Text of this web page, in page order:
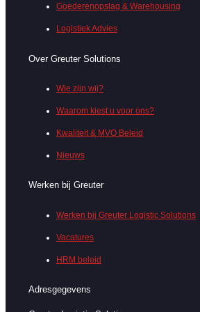
Goederenopslag & Warehousing
Logistiek Advies
Over Greuter Solutions
Wie zijn wij?
Waarom kiest u voor ons?
Kwaliteit & MVO Beleid
Nieuws
Werken bij Greuter
Werken bij Greuter Logistic Solutions
Vacatures
HRM beleid
Adresgegevens